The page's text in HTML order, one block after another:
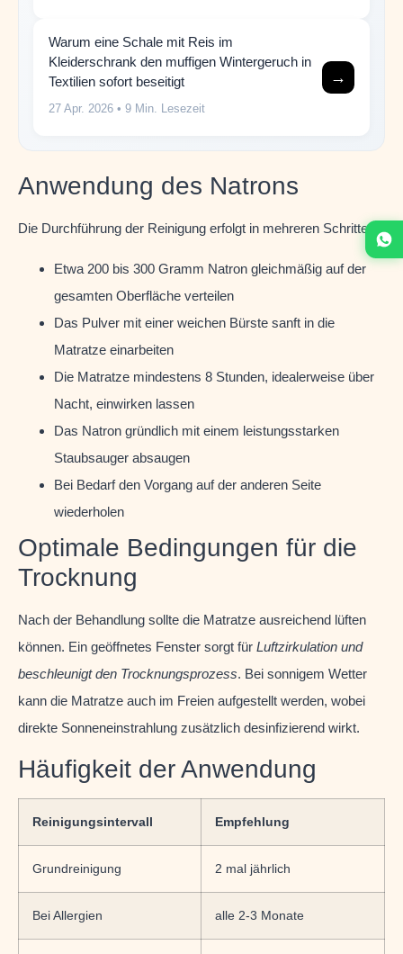
Warum eine Schale mit Reis im
Kleiderschrank den muffigen Wintergeruch in
Textilien sofort beseitigt
27 Apr. 2026 • 9 Min. Lesezeit
→
Anwendung des Natrons
Die Durchführung der Reinigung erfolgt in mehreren Schritten:
Etwa 200 bis 300 Gramm Natron gleichmäßig auf der
gesamten Oberfläche verteilen
Das Pulver mit einer weichen Bürste sanft in die
Matratze einarbeiten
Die Matratze mindestens 8 Stunden, idealerweise über
Nacht, einwirken lassen
Das Natron gründlich mit einem leistungsstarken
Staubsauger absaugen
Bei Bedarf den Vorgang auf der anderen Seite
wiederholen
Optimale Bedingungen für die
Trocknung
Nach der Behandlung sollte die Matratze ausreichend lüften
können. Ein geöffnetes Fenster sorgt für Luftzirkulation und
beschleunigt den Trocknungsprozess. Bei sonnigem Wetter
kann die Matratze auch im Freien aufgestellt werden, wobei
direkte Sonneneinstrahlung zusätzlich desinfizierend wirkt.
Häufigkeit der Anwendung
Reinigungsintervall Empfehlung
Grundreinigung 2 mal jährlich
Bei Allergien alle 2-3 Monate